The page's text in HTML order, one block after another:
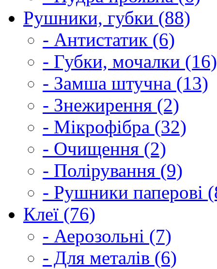
Рушники, губки (88)
- Антистатик (6)
- Губки, мочалки (16)
- Замша штучна (13)
- Знежирення (2)
- Мікрофібра (32)
- Очищення (2)
- Полірування (9)
- Рушники паперові
Клеї (76)
- Аерозольні (7)
- Для металів (6)